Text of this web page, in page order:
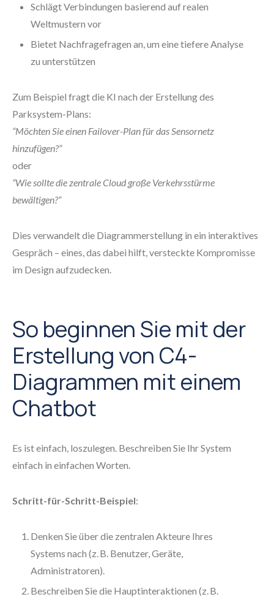
Schlägt Verbindungen basierend auf realen
Weltmustern vor
Bietet Nachfragefragen an, um eine tiefere Analyse
zu unterstützen
Zum Beispiel fragt die KI nach der Erstellung des
Parksystem-Plans:
“Möchten Sie einen Failover-Plan für das Sensornetz
hinzufügen?”
oder
“Wie sollte die zentrale Cloud große Verkehrsstürme
bewältigen?”
Dies verwandelt die Diagrammerstellung in ein interaktives
Gespräch – eines, das dabei hilft, versteckte Kompromisse
im Design aufzudecken.
So beginnen Sie mit der
Erstellung von C4-
Diagrammen mit einem
Chatbot
Es ist einfach, loszulegen. Beschreiben Sie Ihr System
einfach in einfachen Worten.
Schritt-für-Schritt-Beispiel:
Denken Sie über die zentralen Akteure Ihres
Systems nach (z. B. Benutzer, Geräte,
Administratoren).
Beschreiben Sie die Hauptinteraktionen (z. B.